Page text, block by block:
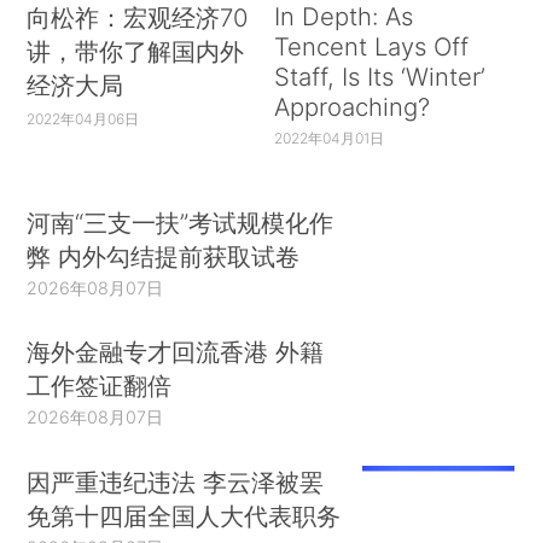
向松祚：宏观经济70
讲，带你了解国内外
经济大局
2022年04月06日
In Depth: As
Tencent Lays Off
Staff, Is Its ‘Winter’
Approaching?
2022年04月01日
河南“三支一扶”考试规模化作
弊 内外勾结提前获取试卷
2026年08月07日
海外金融专才回流香港 外籍
工作签证翻倍
2026年08月07日
因严重违纪违法 李云泽被罢
免第十四届全国人大代表职务